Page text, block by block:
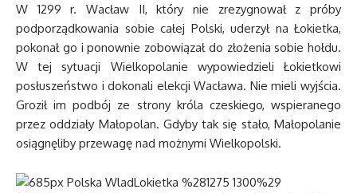
W 1299 r. Wacław II, który nie zrezygnował z próby
podporządkowania sobie całej Polski, uderzył na Łokietka,
pokonał go i ponownie zobowiązał do złożenia sobie hołdu.
W tej sytuacji Wielkopolanie wypowiedzieli Łokietkowi
posłuszeństwo i dokonali elekcji Wacława. Nie mieli wyjścia.
Groził im podbój ze strony króla czeskiego, wspieranego
przez oddziały Małopolan. Gdyby tak się stało, Małopolanie
osiągnęliby przewagę nad możnymi Wielkopolski.